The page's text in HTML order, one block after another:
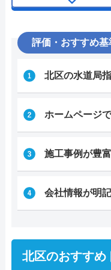
評価・おすすめ基
北区の水道局
ホームページ
施工事例が豊
会社情報が明
北区のおすすめ